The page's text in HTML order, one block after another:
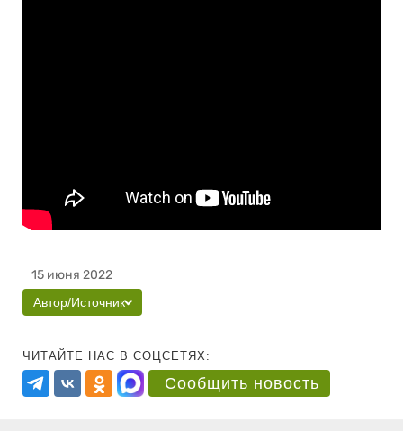
15 июня 2022
Автор/Источник
ЧИТАЙТЕ НАС В СОЦСЕТЯХ:
Сообщить новость